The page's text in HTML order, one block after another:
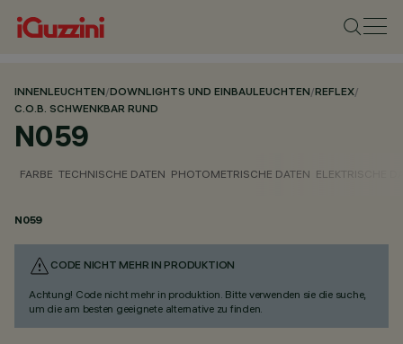
INNENLEUCHTEN/DOWNLIGHTS UND EINBAULEUCHTEN/REFLEX/
C.O.B. SCHWENKBAR RUND
N059
FARBE TECHNISCHE DATEN PHOTOMETRISCHE DATEN ELEKTRISCHE
N059
CODE NICHT MEHR IN PRODUKTION
Achtung! Code nicht mehr in produktion. Bitte verwenden sie die suche,
um die am besten geeignete alternative zu finden.